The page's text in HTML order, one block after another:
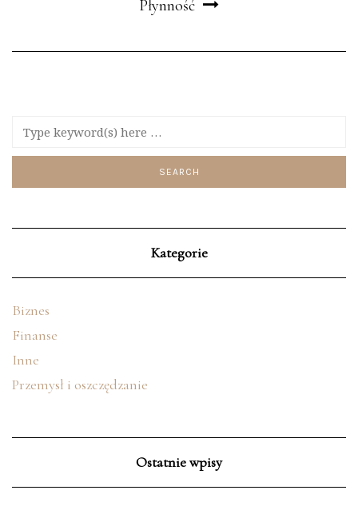
Płynność
Kategorie
Biznes
Finanse
Inne
Przemysł i oszczędzanie
Ostatnie wpisy